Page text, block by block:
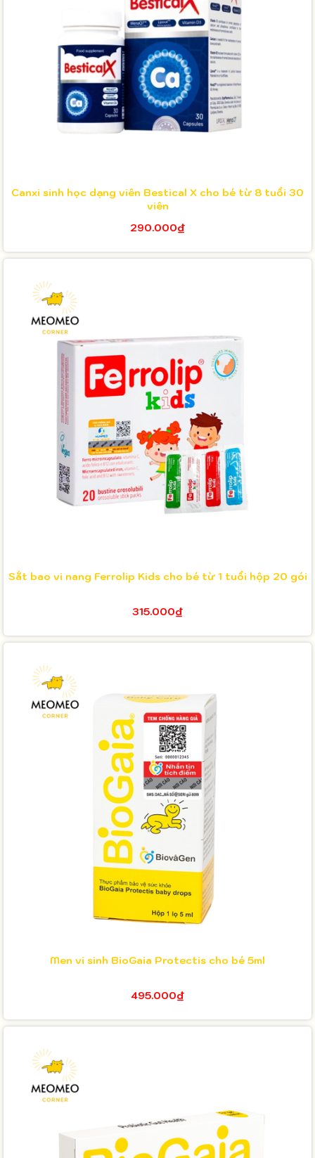
Canxi sinh học dạng viên Bestical X cho bé từ 8 tuổi 30
viên
290.000₫
Sắt bao vi nang Ferrolip Kids cho bé từ 1 tuổi hộp 20 gói
315.000₫
Men vi sinh BioGaia Protectis cho bé 5ml
495.000₫